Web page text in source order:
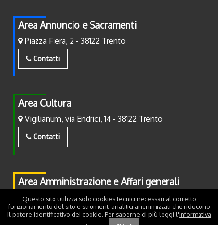
Area Annuncio e Sacramenti
Piazza Fiera, 2 - 38122 Trento
Contatti
Area Cultura
Vigilianum, via Endrici, 14 - 38122 Trento
Contatti
Area Amministrazione e Affari generali
Piazza Fiera, 2 - 38122 Trento
Contatti
Questo sito utilizza solo cookies tecnici necessari al corretto
funzionamento del sito e strumenti analitici anonimizzati che riducono
il potere identificativo dei cookie. Per saperne di più leggi l'informativa